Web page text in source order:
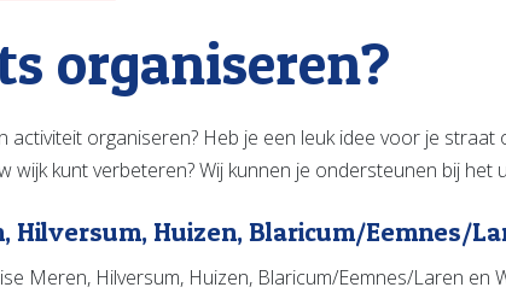
organiseren?
activiteit organiseren? Heb je een leuk idee voor je
wijk kunt verbeteren? Wij kunnen je ondersteunen bij het
Hilversum, Huizen, Blaricum/Eemnes/
Meren, Hilversum, Huizen, Blaricum/Eemnes/Laren en